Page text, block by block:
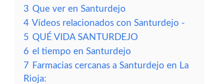
3 Que ver en Santurdejo
4 Vídeos relacionados con Santurdejo -
5 QUÉ VIDA SANTURDEJO
6 el tiempo en Santurdejo
7 Farmacias cercanas a Santurdejo en La
Rioja: